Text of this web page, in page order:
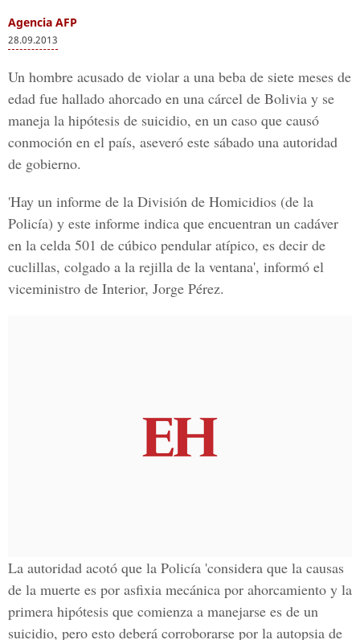
Agencia AFP
28.09.2013
Un hombre acusado de violar a una beba de siete meses de
edad fue hallado ahorcado en una cárcel de Bolivia y se
maneja la hipótesis de suicidio, en un caso que causó
conmoción en el país, aseveró este sábado una autoridad
de gobierno.
'Hay un informe de la División de Homicidios (de la
Policía) y este informe indica que encuentran un cadáver
en la celda 501 de cúbico pendular atípico, es decir de
cuclillas, colgado a la rejilla de la ventana', informó el
viceministro de Interior, Jorge Pérez.
La autoridad acotó que la Policía 'considera que la causas
de la muerte es por asfixia mecánica por ahorcamiento y la
primera hipótesis que comienza a manejarse es de un
suicidio, pero esto deberá corroborarse por la autopsia de